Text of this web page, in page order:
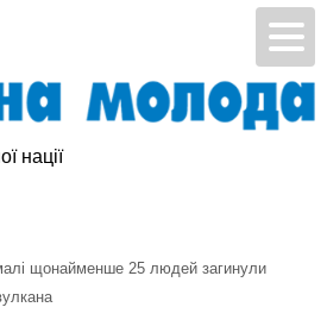
нації
щонайменше 25 людей загинули